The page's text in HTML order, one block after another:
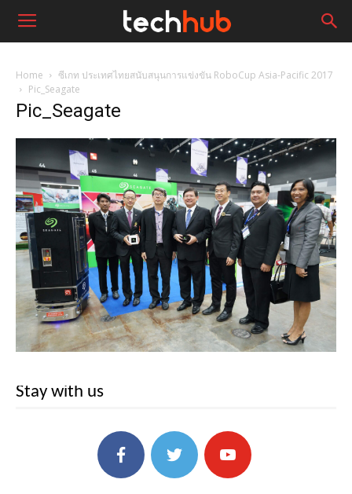
Home
ซีเกท ประเทศไทยสนับสนุนการแข่งขัน RoboCup Asia-Pacific 2017
Pic_Seagate
Pic_Seagate
Stay with us